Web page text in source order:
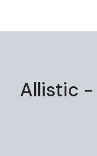
Allistic -